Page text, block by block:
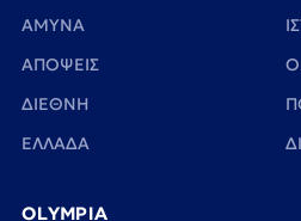
ΑΜΥΝΑ
ΑΠΟΨΕΙΣ
ΔΙΕΘΝΗ
ΕΛΛΑΔΑ
OLYMPIA